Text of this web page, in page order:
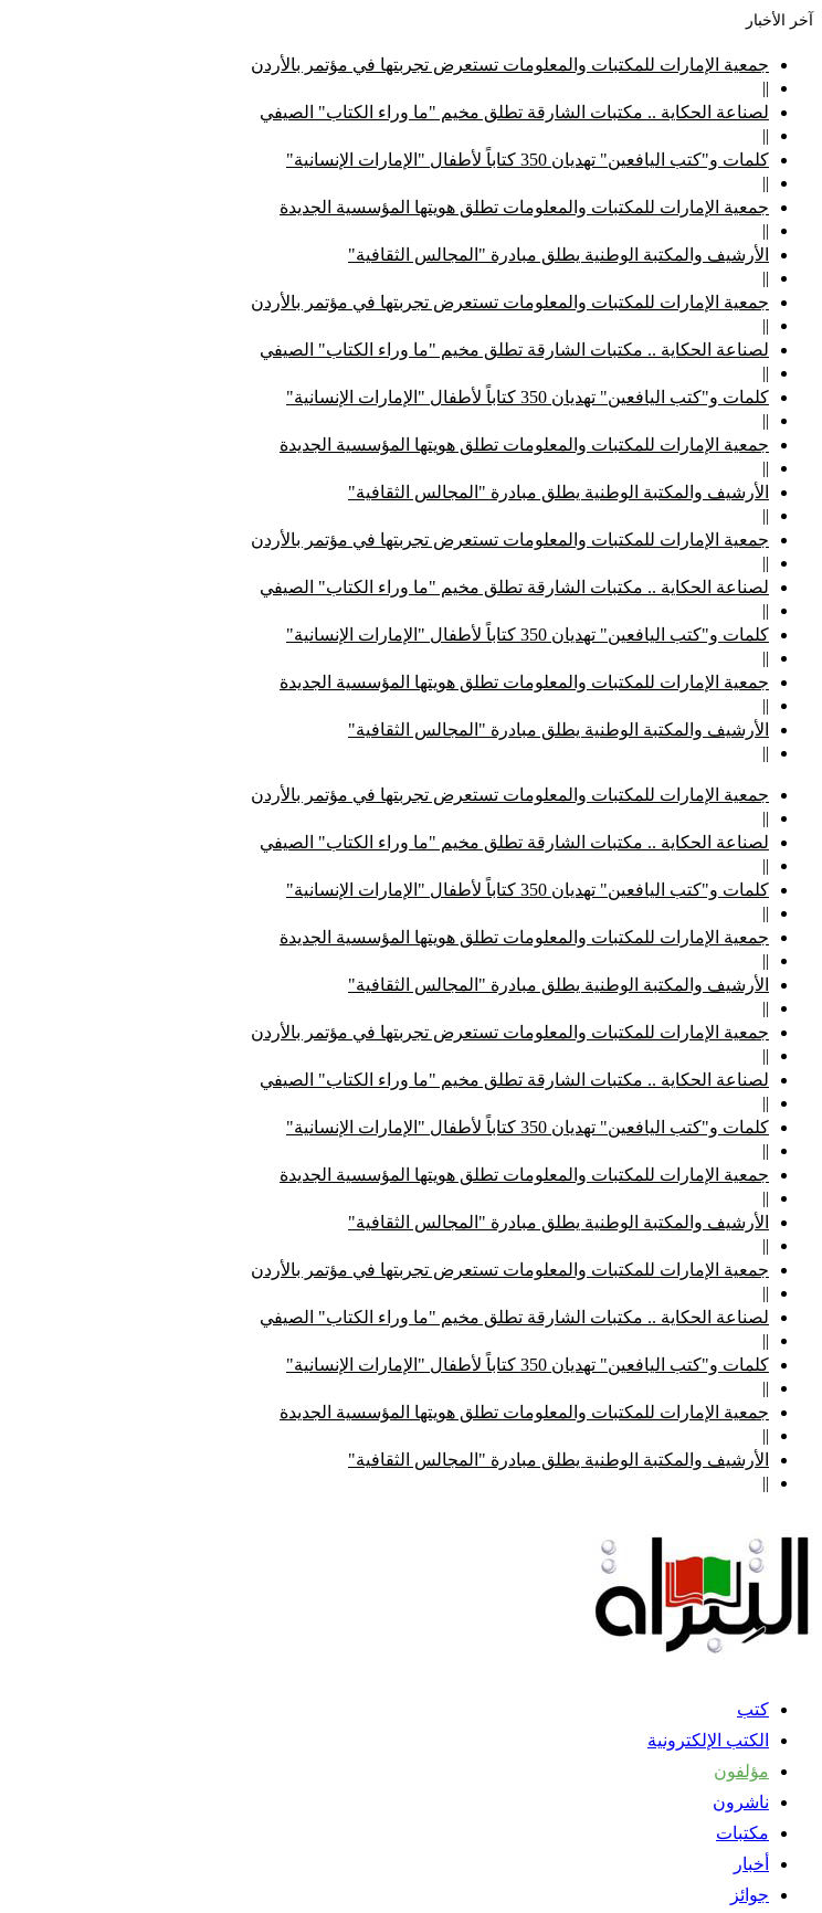
آخر الأخبار
جمعية الإمارات للمكتبات والمعلومات تستعرض تجربتها في مؤتمر بالأردن
||
لصناعة الحكاية .. مكتبات الشارقة تطلق مخيم "ما وراء الكتاب" الصيفي
||
كلمات و"كتب اليافعين" تهديان 350 كتاباً لأطفال "الإمارات الإنسانية"
||
جمعية الإمارات للمكتبات والمعلومات تطلق هويتها المؤسسية الجديدة
||
الأرشيف والمكتبة الوطنية يطلق مبادرة "المجالس الثقافية"
||
جمعية الإمارات للمكتبات والمعلومات تستعرض تجربتها في مؤتمر بالأردن
||
لصناعة الحكاية .. مكتبات الشارقة تطلق مخيم "ما وراء الكتاب" الصيفي
||
كلمات و"كتب اليافعين" تهديان 350 كتاباً لأطفال "الإمارات الإنسانية"
||
جمعية الإمارات للمكتبات والمعلومات تطلق هويتها المؤسسية الجديدة
||
الأرشيف والمكتبة الوطنية يطلق مبادرة "المجالس الثقافية"
||
جمعية الإمارات للمكتبات والمعلومات تستعرض تجربتها في مؤتمر بالأردن
||
لصناعة الحكاية .. مكتبات الشارقة تطلق مخيم "ما وراء الكتاب" الصيفي
||
كلمات و"كتب اليافعين" تهديان 350 كتاباً لأطفال "الإمارات الإنسانية"
||
جمعية الإمارات للمكتبات والمعلومات تطلق هويتها المؤسسية الجديدة
||
الأرشيف والمكتبة الوطنية يطلق مبادرة "المجالس الثقافية"
||
جمعية الإمارات للمكتبات والمعلومات تستعرض تجربتها في مؤتمر بالأردن
||
لصناعة الحكاية .. مكتبات الشارقة تطلق مخيم "ما وراء الكتاب" الصيفي
||
كلمات و"كتب اليافعين" تهديان 350 كتاباً لأطفال "الإمارات الإنسانية"
||
جمعية الإمارات للمكتبات والمعلومات تطلق هويتها المؤسسية الجديدة
||
الأرشيف والمكتبة الوطنية يطلق مبادرة "المجالس الثقافية"
||
جمعية الإمارات للمكتبات والمعلومات تستعرض تجربتها في مؤتمر بالأردن
||
لصناعة الحكاية .. مكتبات الشارقة تطلق مخيم "ما وراء الكتاب" الصيفي
||
كلمات و"كتب اليافعين" تهديان 350 كتاباً لأطفال "الإمارات الإنسانية"
||
جمعية الإمارات للمكتبات والمعلومات تطلق هويتها المؤسسية الجديدة
||
الأرشيف والمكتبة الوطنية يطلق مبادرة "المجالس الثقافية"
||
جمعية الإمارات للمكتبات والمعلومات تستعرض تجربتها في مؤتمر بالأردن
||
لصناعة الحكاية .. مكتبات الشارقة تطلق مخيم "ما وراء الكتاب" الصيفي
||
كلمات و"كتب اليافعين" تهديان 350 كتاباً لأطفال "الإمارات الإنسانية"
||
جمعية الإمارات للمكتبات والمعلومات تطلق هويتها المؤسسية الجديدة
||
الأرشيف والمكتبة الوطنية يطلق مبادرة "المجالس الثقافية"
||
كتب
الكتب الإلكترونية
مؤلفون
ناشرون
مكتبات
أخبار
جوائز